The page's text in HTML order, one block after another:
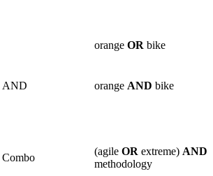
orange OR bike
AND orange AND bike
Combo
(agile OR extreme) AND
methodology